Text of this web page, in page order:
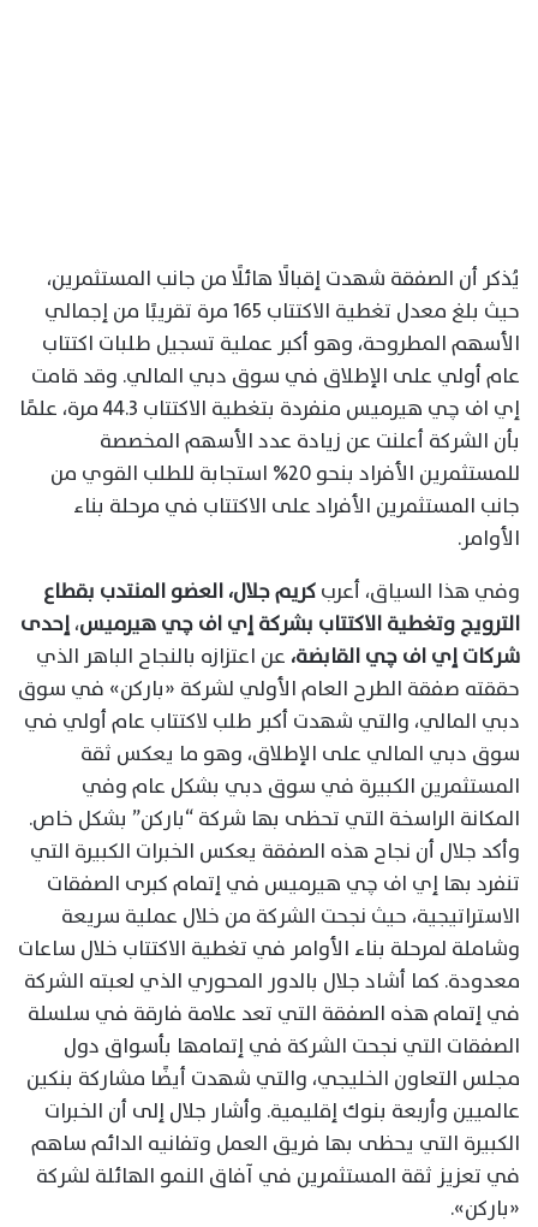
يُذكر أن الصفقة شهدت إقبالًا هائلًا من جانب المستثمرين،
حيث بلغ معدل تغطية الاكتتاب 165 مرة تقريبًا من إجمالي
الأسهم المطروحة، وهو أكبر عملية تسجيل طلبات اكتتاب
عام أولي على الإطلاق في سوق دبي المالي. وقد قامت
إي اف چي هيرميس منفردة بتغطية الاكتتاب 44.3 مرة، علمًا
بأن الشركة أعلنت عن زيادة عدد الأسهم المخصصة
للمستثمرين الأفراد بنحو 20% استجابة للطلب القوي من
جانب المستثمرين الأفراد على الاكتتاب في مرحلة بناء
الأوامر.
وفي هذا السياق، أعربكريم جلال، العضو المنتدب بقطاع
الترويج وتغطية الاكتتاب بشركة إي اف چي هيرميس،إحدى
شركات إي اف چي القابضة، عن اعتزازه بالنجاح الباهر الذي
حققته صفقة الطرح العام الأولي لشركة «باركن» في سوق
دبي المالي، والتي شهدت أكبر طلب لاكتتاب عام أولي في
سوق دبي المالي على الإطلاق، وهو ما يعكس ثقة
المستثمرين الكبيرة في سوق دبي بشكل عام وفي
المكانة الراسخة التي تحظى بها شركة “باركن” بشكل خاص.
وأكد جلال أن نجاح هذه الصفقة يعكس الخبرات الكبيرة التي
تنفرد بها إي اف چي هيرميس في إتمام كبرى الصفقات
الاستراتيجية، حيث نجحت الشركة من خلال عملية سريعة
وشاملة لمرحلة بناء الأوامر في تغطية الاكتتاب خلال ساعات
معدودة. كما أشاد جلال بالدور المحوري الذي لعبته الشركة
في إتمام هذه الصفقة التي تعد علامة فارقة في سلسلة
الصفقات التي نجحت الشركة في إتمامها بأسواق دول
مجلس التعاون الخليجي، والتي شهدت أيضًا مشاركة بنكين
عالميين وأربعة بنوك إقليمية. وأشار جلال إلى أن الخبرات
الكبيرة التي يحظى بها فريق العمل وتفانيه الدائم ساهم
في تعزيز ثقة المستثمرين في آفاق النمو الهائلة لشركة
«باركن».